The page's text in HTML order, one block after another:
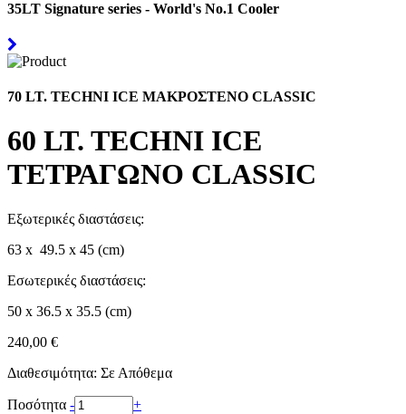
35LT Signature series - World's No.1 Cooler
70 LT. TECHNI ICE ΜΑΚΡΟΣΤΕΝΟ CLASSIC
60 LT. TECHNI ICE
ΤΕΤΡΑΓΩΝΟ CLASSIC
Εξωτερικές διαστάσεις:
63 x 49.5 x 45 (cm)
Εσωτερικές διαστάσεις:
50 x 36.5 x 35.5 (cm)
240,00 €
Διαθεσιμότητα: Σε Απόθεμα
Ποσότητα - +